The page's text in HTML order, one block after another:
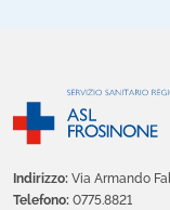
Indirizzo: Via Armando
Telefono: 0775.8821